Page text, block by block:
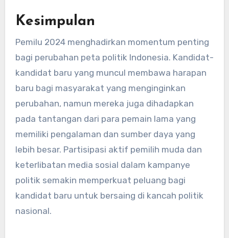
Kesimpulan
Pemilu 2024 menghadirkan momentum penting
bagi perubahan peta politik Indonesia. Kandidat-
kandidat baru yang muncul membawa harapan
baru bagi masyarakat yang menginginkan
perubahan, namun mereka juga dihadapkan
pada tantangan dari para pemain lama yang
memiliki pengalaman dan sumber daya yang
lebih besar. Partisipasi aktif pemilih muda dan
keterlibatan media sosial dalam kampanye
politik semakin memperkuat peluang bagi
kandidat baru untuk bersaing di kancah politik
nasional.